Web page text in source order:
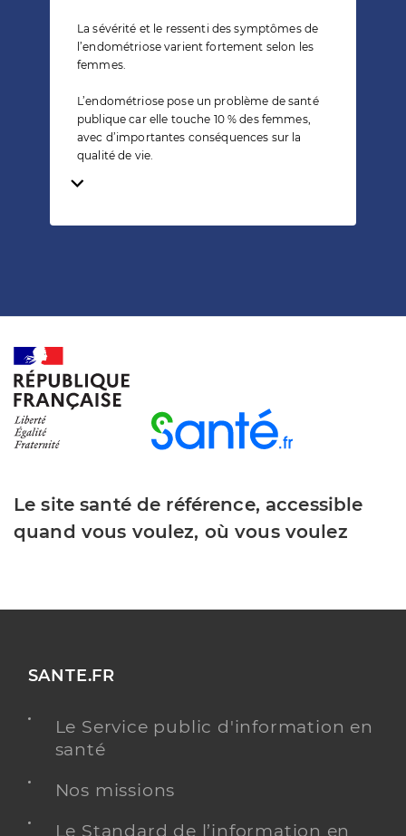
La sévérité et le ressenti des symptômes de
l’endométriose varient fortement selon les
femmes.
L’endométriose pose un problème de santé
publique car elle touche 10 % des femmes,
avec d’importantes conséquences sur la
qualité de vie.
Temps de lecture
Le site santé de référence, accessible
quand vous voulez, où vous voulez
SANTE.FR
Le Service public d'information en
santé
Nos missions
Le Standard de l’information en